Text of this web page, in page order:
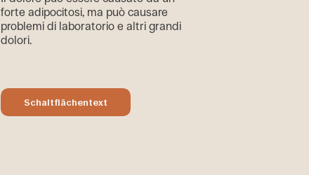
forte adipocitosi, ma può causare
problemi di laboratorio e altri grandi
dolori.
Schaltflächentext
Schaltflächentext